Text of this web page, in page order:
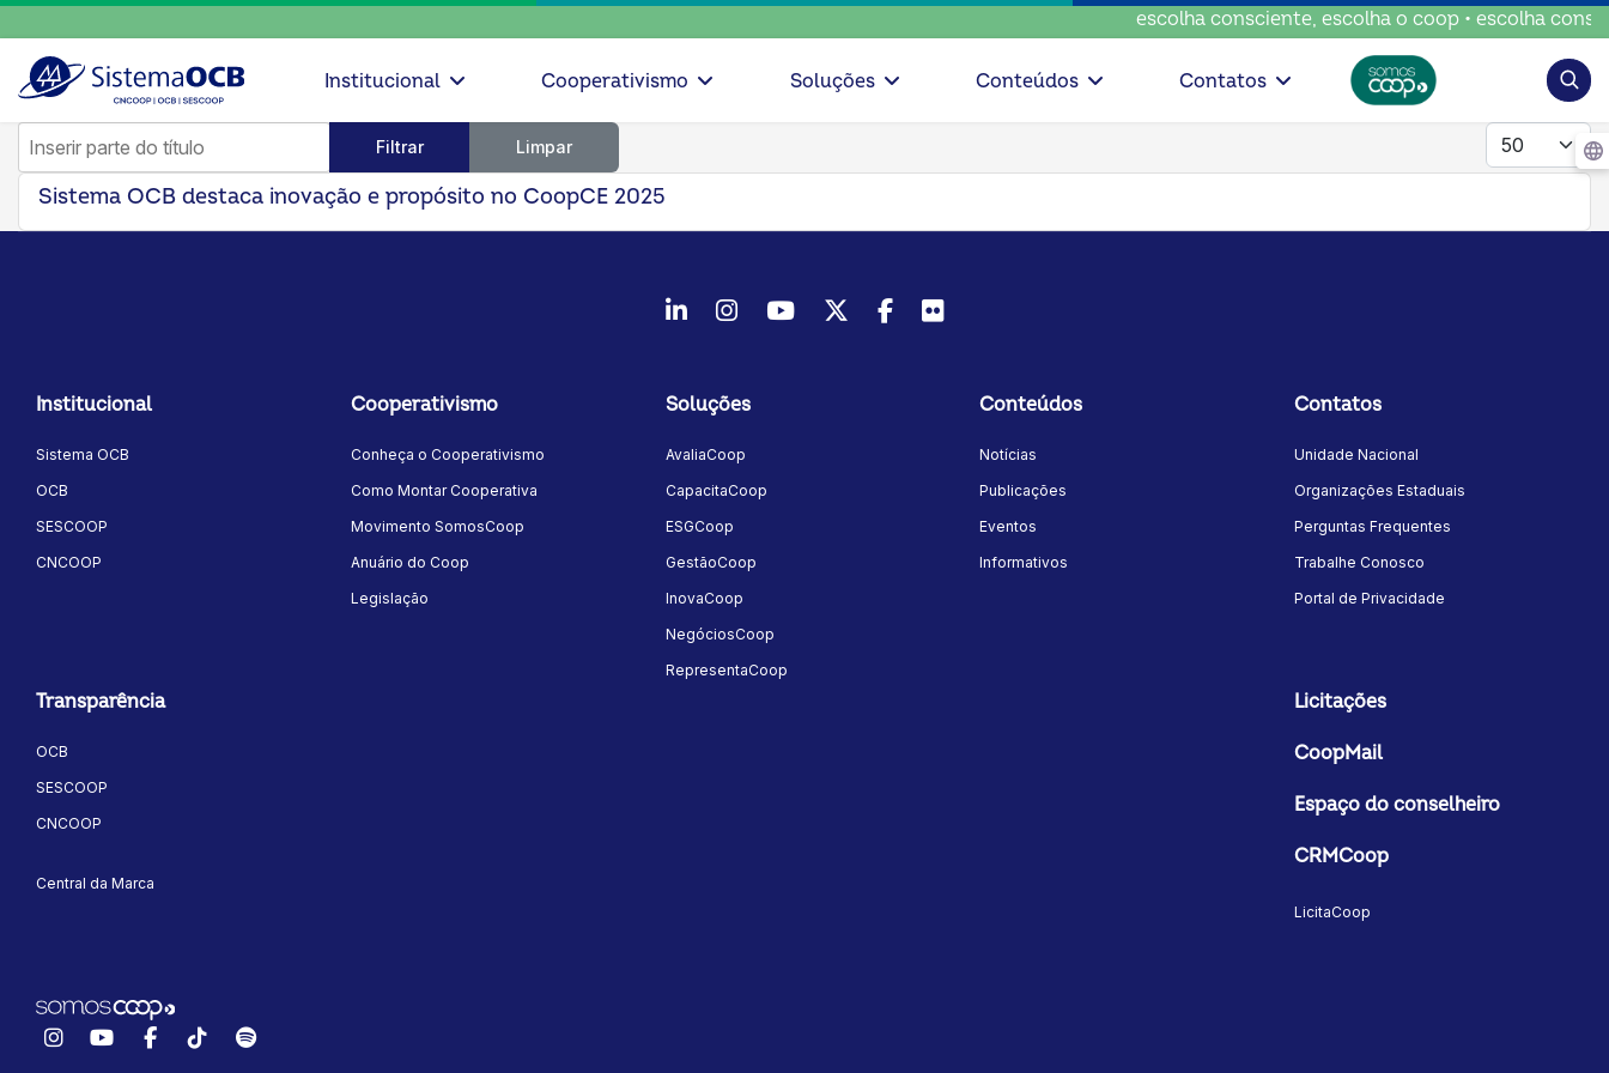
escolha consciente, escolha o coop • escolha
Institucional Cooperativismo Soluções Conteúdos Contatos
Inserir parte do título
Filtrar Limpar
Mostrar #
Sistema OCB destaca inovação e propósito no CoopCE 2025
LinkedInInstagram
YoutubeTwitter/X
Facebook
Flickr
Institucional
Sistema OCB
OCB
SESCOOP
CNCOOP
Cooperativismo
Conheça o Cooperativismo
Como Montar Cooperativa
Movimento SomosCoop
Anuário do Coop
Legislação
Soluções
AvaliaCoop
CapacitaCoop
ESGCoop
GestãoCoop
InovaCoop
NegóciosCoop
RepresentaCoop
Conteúdos
Notícias
Publicações
Eventos
Informativos
Contatos
Unidade Nacional
Organizações Estaduais
Perguntas Frequentes
Trabalhe Conosco
Portal de Privacidade
Transparência
OCB
SESCOOP
CNCOOP
Central da Marca
Licitações
CoopMail
Espaço do conselheiro
CRMCoop
LicitaCoop
InstagramYouTubeFacebook
TikTokSpotify